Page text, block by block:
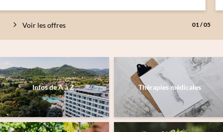
01/05
Voir les offres
Infos de A à Z Thérapies médicales